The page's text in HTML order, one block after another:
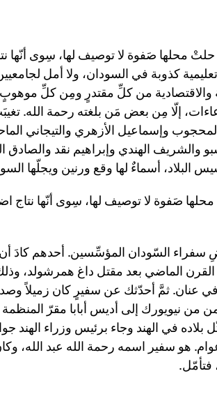
محلها صَفوة لا توصيف لها، سِوى أنّها
كذوبة في السودان، ولا أمل
والاقتصادية من كلِّ مقتدرٍ ومِن كلِّ
إلّا مِن بعض مَن بلغته رحمة الله.
وإسماعيل الأزهري والتيجاني
والشريف الهندي وإبراهيم نقد والصادق
أسماءٌ لها وقع ورنين ويجلّها
صَفوة لا توصيف لها، سِوى أنّها نتاج
سفراء السّودان المؤسِّسين. أحدهم كادَ أن
القرن الماضي بعد مقتل داغ همرشولد،
أفريقي هو كوفي عنان. ثمَّ أحدّثك عن سفيرٍ كان زميلاً
من نيويورك إلى أديس أبابا مقرّ المنظمة
في الهند وجاء برئيس وزراء الهند
هو سفير اسمه رحمة الله عبد الله،
فتأمّل.